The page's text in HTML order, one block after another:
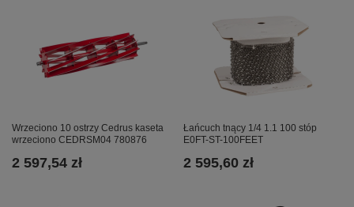
Wrzeciono 10 ostrzy Cedrus kaseta
wrzeciono CEDRSM04 780876
2 597,54 zł
Łańcuch tnący 1/4 1.1 100 stóp
E0FT-ST-100FEET
2 595,60 zł